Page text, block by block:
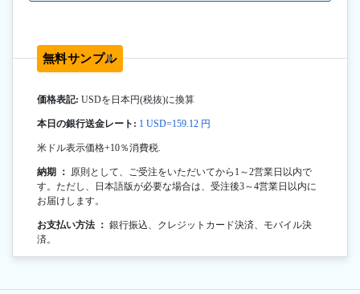
無料サンプル
価格表記: USDを日本円(税抜)に換算
本日の銀行送金レート: 1 USD=159.12 円
米ドル表示価格+10％消費税.
納期 ： 原則として、ご受注をいただいてから1～2営業日以内で
す。ただし、日本語版が必要な場合は、受注後3～4営業日以内に
お届けします。
お支払い方法 ： 銀行振込、クレジットカード決済、モバイル決
済。